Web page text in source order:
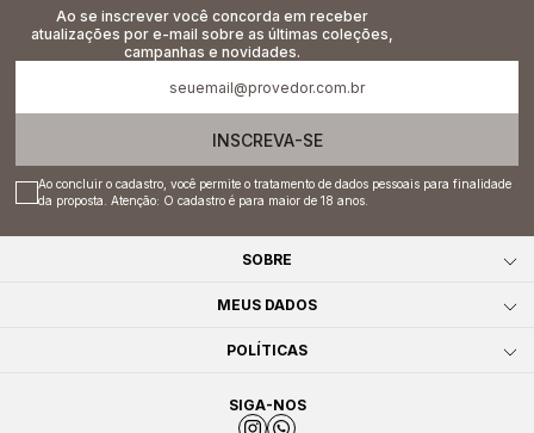
Ao se inscrever você concorda em receber
atualizações por e-mail sobre as últimas coleções,
campanhas e novidades.
INSCREVA-SE
Ao concluir o cadastro, você permite o tratamento de dados pessoais para finalidade
da proposta. Atenção: O cadastro é para maior de 18 anos.
SOBRE
MEUS DADOS
POLÍTICAS
SIGA-NOS